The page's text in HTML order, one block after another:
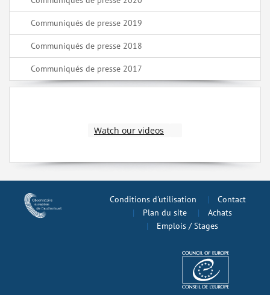
Communiqués de presse 2019
Communiqués de presse 2018
Communiqués de presse 2017
Watch our videos
Conditions d'utilisation
Contact
Plan du site
Achats
Emplois / Stages